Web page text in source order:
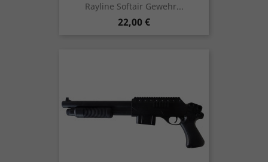
Rayline Softair Gewehr...
Preis
22,00 €